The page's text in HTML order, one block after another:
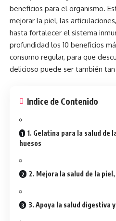
beneficios para el organismo.
mejorar la piel, las
hasta fortalecer el sistema
profundidad los 10 beneficios
consumo regular, para que
delicioso puede ser también
Indice de Contenido
1. Gelatina para la salud de
huesos
2. Mejora la salud de la
3. Apoya la salud digestiva